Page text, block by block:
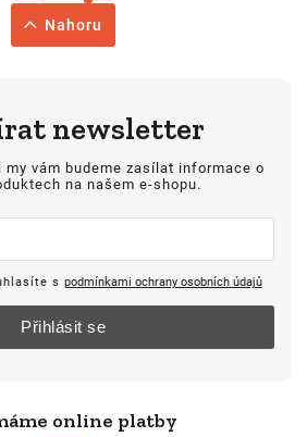
Nahoru
online platby
newsletter
my vám budeme zasílat informace o
na našem e-shopu.
s podmínkami ochrany osobních údajů
Přihlásit se